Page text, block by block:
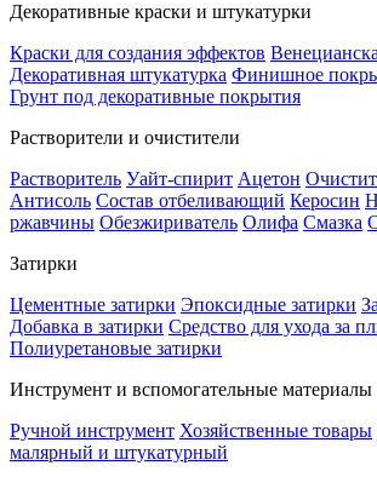
Декоративные краски и штукатурки
Краски для создания эффектов
Декоративная штукатурка Финишное
Грунт под декоративные покрытия
Растворители и очистители
Растворитель Уайт-спирит Ацетон
Антисоль Состав отбеливающий Керосин
ржавчины Обезжириватель Олифа Смазка
Затирки
Цементные затирки Эпоксидные затирки
Добавка в затирки Средство для ухода за
Полиуретановые затирки
Инструмент и вспомогательные материалы
Ручной инструмент Хозяйственные товары
малярный и штукатурный